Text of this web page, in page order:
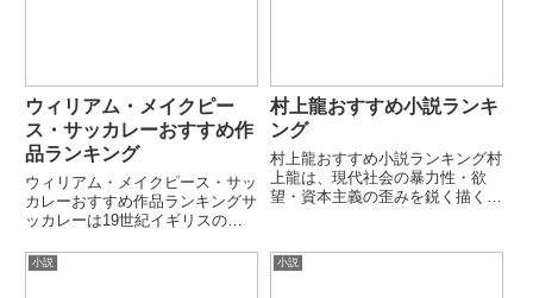
ウィリアム・メイクピー
ス・サッカレーおすすめ作
品ランキング
ウィリアム・メイクピース・サッ
カレーおすすめ作品ランキングサ
ッカレーは19世紀イギリスの小
と並ぶ社会風刺文学の巨匠です。
村上龍おすすめ小説ランキ
ング
村上龍おすすめ小説ランキング村
上龍は、現代社会の暴力性・欲
望・資本主義の歪みを鋭く描く日
会小説まで、幅広いテーマを扱う
作風が特徴です。本ランキングで
小説 小説